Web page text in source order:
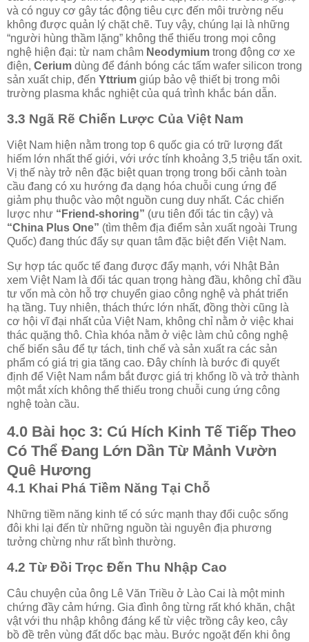
và có nguy cơ gây tác động tiêu cực đến môi trường nếu
không được quản lý chặt chẽ. Tuy vậy, chúng lại là những
“người hùng thầm lặng” không thể thiếu trong mọi công
nghệ hiện đại: từ nam châm Neodymium trong động cơ xe
điện, Cerium dùng để đánh bóng các tấm wafer silicon trong
sản xuất chip, đến Yttrium giúp bảo vệ thiết bị trong môi
trường plasma khắc nghiệt của quá trình khắc bán dẫn.
3.3 Ngã Rẽ Chiến Lược Của Việt Nam
Việt Nam hiện nằm trong top 6 quốc gia có trữ lượng đất
hiếm lớn nhất thế giới, với ước tính khoảng 3,5 triệu tấn oxit.
Vị thế này trở nên đặc biệt quan trọng trong bối cảnh toàn
cầu đang có xu hướng đa dạng hóa chuỗi cung ứng để
giảm phụ thuộc vào một nguồn cung duy nhất. Các chiến
lược như “Friend-shoring” (ưu tiên đối tác tin cậy) và
“China Plus One” (tìm thêm địa điểm sản xuất ngoài Trung
Quốc) đang thúc đẩy sự quan tâm đặc biệt đến Việt Nam.
Sự hợp tác quốc tế đang được đẩy mạnh, với Nhật Bản
xem Việt Nam là đối tác quan trọng hàng đầu, không chỉ đầu
tư vốn mà còn hỗ trợ chuyển giao công nghệ và phát triển
hạ tầng. Tuy nhiên, thách thức lớn nhất, đồng thời cũng là
cơ hội vĩ đại nhất của Việt Nam, không chỉ nằm ở việc khai
thác quặng thô. Chìa khóa nằm ở việc làm chủ công nghệ
chế biến sâu để tự tách, tinh chế và sản xuất ra các sản
phẩm có giá trị gia tăng cao. Đây chính là bước đi quyết
định để Việt Nam nắm bắt được giá trị khổng lồ và trở thành
một mắt xích không thể thiếu trong chuỗi cung ứng công
nghệ toàn cầu.
4.0 Bài học 3: Cú Hích Kinh Tế Tiếp Theo
Có Thể Đang Lớn Dần Từ Mảnh Vườn
Quê Hương
4.1 Khai Phá Tiềm Năng Tại Chỗ
Những tiềm năng kinh tế có sức mạnh thay đổi cuộc sống
đôi khi lại đến từ những nguồn tài nguyên địa phương
tưởng chừng như rất bình thường.
4.2 Từ Đồi Trọc Đến Thu Nhập Cao
Câu chuyện của ông Lê Văn Triều ở Lào Cai là một minh
chứng đầy cảm hứng. Gia đình ông từng rất khó khăn, chật
vật với thu nhập không đáng kể từ việc trồng cây keo, cây
bồ đề trên vùng đất dốc bạc màu. Bước ngoặt đến khi ông